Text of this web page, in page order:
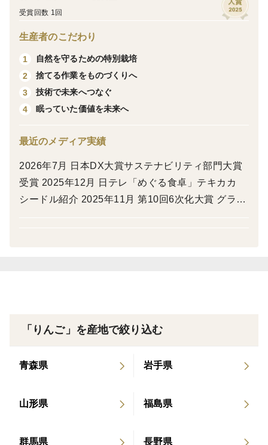
もちろん、酸っぱいりんごがお好きな方には、生食もお
🍎園主からのコメント
アップルパイやジャムなど、お菓子作りに選ばれる理由
しにくいからです。
これは紅玉ならではの魅力です。
一方で、「加工用りんご」というイメージを持たれるこ
認証を取得しています。
ず栽培しています。
皮には食物繊維やビタミンC、ポリフェノール（プロシ
受賞回数 1回
生産者のこだわり
1
自然を守るための特別栽培
2
捨てる作業をものづくりへ
3
技術で未来へつなぐ
4
眠っていた価値を未来へ
最近のメディア実績
2026年7月 日本DX大賞サステナビリティ部門大賞
受賞 2025年12月 日テレ「めぐる食卓」テキカカ
シードル紹介 2025年11月 第10回6次化大賞 グラン
「テキカカシードル ライチ」 2023年10月 BS11
い名店－』 第25回 出演：常盤貴子さん 日本料理界
お料理に合うお酒としてテキカカシードルが紹介さ
「りんご」を産地で絞り込む
青森県 岩手県
山形県 福島県
群馬県 長野県